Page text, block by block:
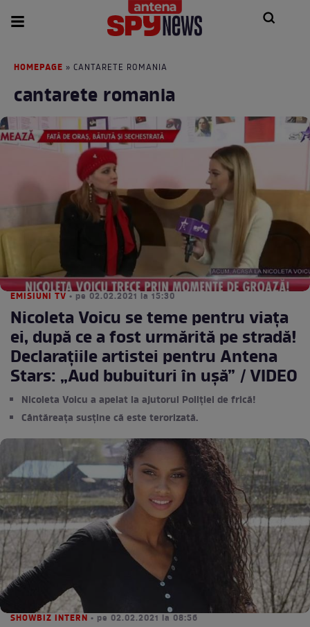
HOMEPAGE » CANTARETE ROMANIA
cantarete romania
EMISIUNI TV • pe 02.02.2021 la 15:30
Nicoleta Voicu se teme pentru viața
ei, după ce a fost urmărită pe stradă!
Declarațiile artistei pentru Antena
Stars: „Aud bubuituri în ușă” / VIDEO
Nicoleta Voicu a apelat la ajutorul Poliției de frică!
Cântăreața susține că este terorizată.
SHOWBIZ INTERN • pe 02.02.2021 la 08:56